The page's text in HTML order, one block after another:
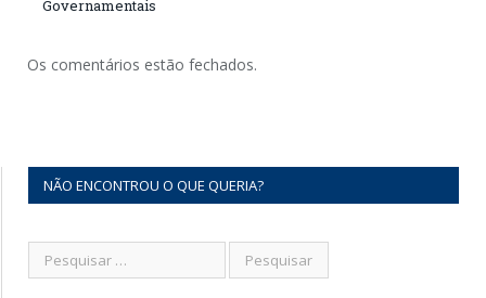
Governamentais
Os comentários estão fechados.
NÃO ENCONTROU O QUE QUERIA?